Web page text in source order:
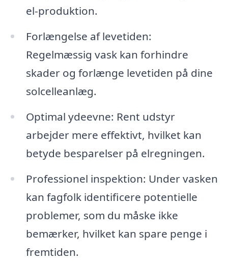
el-produktion.
Forlængelse af levetiden:
Regelmæssig vask kan forhindre
skader og forlænge levetiden på dine
solcelleanlæg.
Optimal ydeevne: Rent udstyr
arbejder mere effektivt, hvilket kan
betyde besparelser på elregningen.
Professionel inspektion: Under vasken
kan fagfolk identificere potentielle
problemer, som du måske ikke
bemærker, hvilket kan spare penge i
fremtiden.